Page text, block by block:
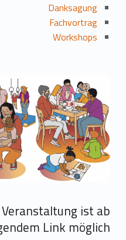
Danksagung
Fachvortrag
Workshops
ist ab
Link möglich: